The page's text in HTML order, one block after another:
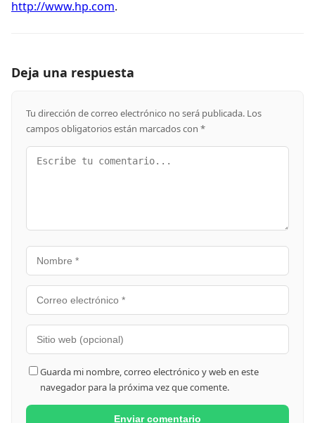
http://www.hp.com.
Deja una respuesta
Tu dirección de correo electrónico no será publicada. Los
campos obligatorios están marcados con *
Guarda mi nombre, correo electrónico y web en este
navegador para la próxima vez que comente.